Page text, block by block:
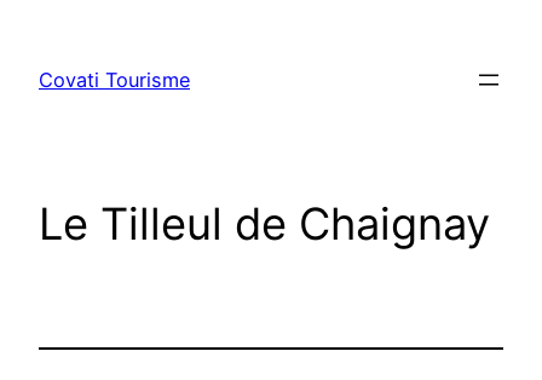
contenu
Covati Tourisme
Le Tilleul de Chaignay